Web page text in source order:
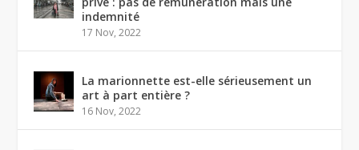
indemnité
17 Nov, 2022
La marionnette est-elle sérieusement un
art à part entière ?
16 Nov, 2022